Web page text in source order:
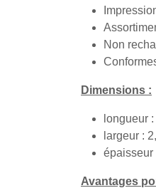
Non
Dimensions :
longueur
largeur :
épaisseur
Avantages